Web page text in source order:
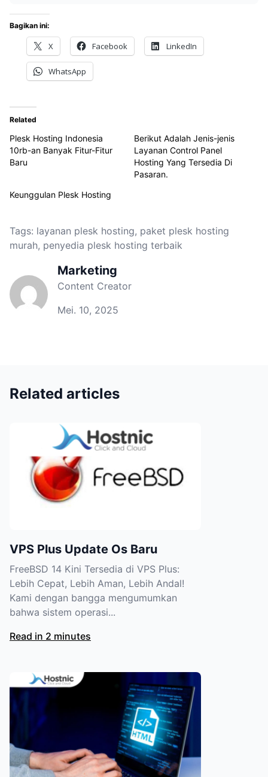
Bagikan ini:
X Facebook LinkedIn
WhatsApp
Related
Plesk Hosting Indonesia
10rb-an Banyak Fitur-Fitur
Baru
Berikut Adalah Jenis-jenis
Layanan Control Panel
Hosting Yang Tersedia Di
Pasaran.
Keunggulan Plesk Hosting
Tags: layanan plesk hosting, paket plesk hosting
murah, penyedia plesk hosting terbaik
Marketing
Content Creator
Mei. 10, 2025
Related articles
VPS Plus Update Os Baru
FreeBSD 14 Kini Tersedia di VPS Plus:
Lebih Cepat, Lebih Aman, Lebih Andal!
Kami dengan bangga mengumumkan
bahwa sistem operasi...
Read in 2 minutes